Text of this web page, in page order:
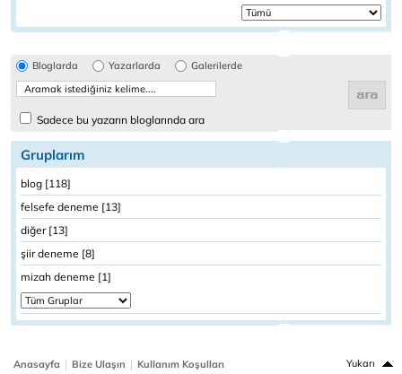
Bloglarda Yazarlarda Galerilerde
Sadece bu yazarın bloglarında ara
Gruplarım
blog [118]
felsefe deneme [13]
diğer [13]
şiir deneme [8]
mizah deneme [1]
Anasayfa | Bize Ulaşın | Kullanım Koşulları Yukarı